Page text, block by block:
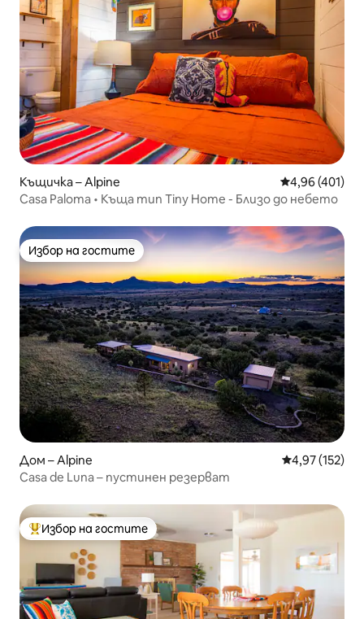
Къщичка – Alpine Средна
4,96 (401)
Casa Paloma • Къща тип Tiny Home - Близо до небето
Избор на гостите
Избор на гостите
Дом – Alpine Средна
4,97 (152)
Casa de Luna – пустинен резерват
Най-популярен избор на гостите
Избор на гостите